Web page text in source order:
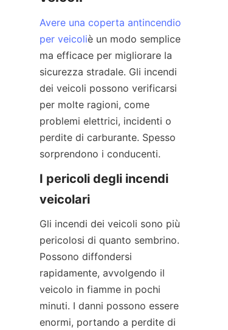
Avere una coperta antincendio
per veicoliè un modo semplice
ma efficace per migliorare la
sicurezza stradale. Gli incendi
dei veicoli possono verificarsi
per molte ragioni, come
problemi elettrici, incidenti o
perdite di carburante. Spesso
sorprendono i conducenti.
I pericoli degli incendi
veicolari
Gli incendi dei veicoli sono più
pericolosi di quanto sembrino.
Possono diffondersi
rapidamente, avvolgendo il
veicolo in fiamme in pochi
minuti. I danni possono essere
enormi, portando a perdite di